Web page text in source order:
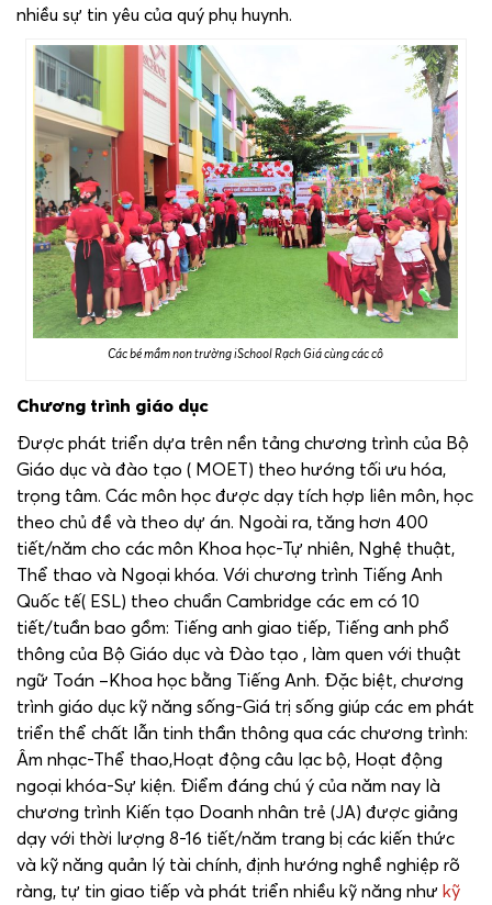
nhiều sự tin yêu của quý phụ huynh.
Các bé mầm non trường iSchool Rạch Giá cùng các cô
Chương trình giáo dục
Được phát triển dựa trên nền tảng chương trình của Bộ
Giáo dục và đào tạo ( MOET) theo hướng tối ưu hóa,
trọng tâm. Các môn học được dạy tích hợp liên môn, học
theo chủ đề và theo dự án. Ngoài ra, tăng hơn 400
tiết/năm cho các môn Khoa học-Tự nhiên, Nghệ thuật,
Thể thao và Ngoại khóa. Với chương trình Tiếng Anh
Quốc tế( ESL) theo chuẩn Cambridge các em có 10
tiết/tuần bao gồm: Tiếng anh giao tiếp, Tiếng anh phổ
thông của Bộ Giáo dục và Đào tạo , làm quen với thuật
ngữ Toán –Khoa học bằng Tiếng Anh. Đặc biệt, chương
trình giáo dục kỹ năng sống-Giá trị sống giúp các em phát
triển thể chất lẫn tinh thần thông qua các chương trình:
Âm nhạc-Thể thao,Hoạt động câu lạc bộ, Hoạt động
ngoại khóa-Sự kiện. Điểm đáng chú ý của năm nay là
chương trình Kiến tạo Doanh nhân trẻ (JA) được giảng
dạy với thời lượng 8-16 tiết/năm trang bị các kiến thức
và kỹ năng quản lý tài chính, định hướng nghề nghiệp rõ
ràng, tự tin giao tiếp và phát triển nhiều kỹ năng như kỹ